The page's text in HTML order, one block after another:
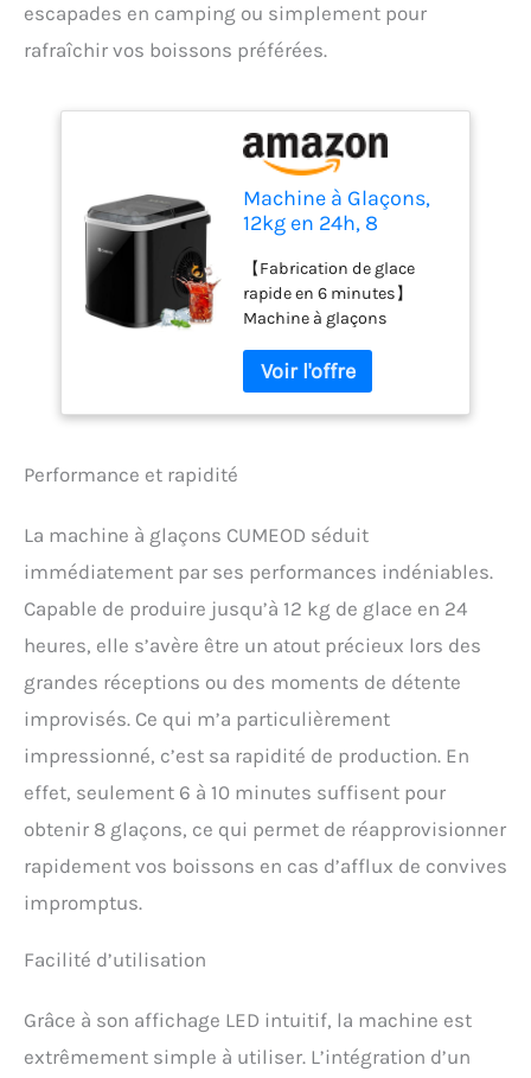
escapades en camping ou simplement pour
rafraîchir vos boissons préférées.
Machine à Glaçons,
12kg en 24h, 8
Minutes, Machine a
Glacons à Affichage
LED de Comptoir
120W avec Capteur
Infrarouge et
Autonettoyant pour
la Maison/le
【Fabrication de glace
rapide en 6 minutes】
Machine à glaçons
en seulement 6 à 10
minutes pour obtenir 8
glaçons en forme de balle
votre famille ou les
besoins du parti.
compacte】 Mesurant 22 x
31 x 28,5 cm, pesant 5,69
peut être placé sur la
plupart des comptoirs à la
barbecue, fête en plein air
et facile à ranger lorsqu'il
n'est pas utilisé. Aucune
préparation, produisez des
glaçons instantanément,
détection infrarouge】 Le
est clair pour allumer la
Performance et rapidité
La machine à glaçons CUMEOD séduit
immédiatement par ses performances indéniables.
Capable de produire jusqu’à 12 kg de glace en 24
heures, elle s’avère être un atout précieux lors des
grandes réceptions ou des moments de détente
improvisés. Ce qui m’a particulièrement
impressionné, c’est sa rapidité de production. En
effet, seulement 6 à 10 minutes suffisent pour
obtenir 8 glaçons, ce qui permet de réapprovisionner
rapidement vos boissons en cas d’afflux de convives
impromptus.
Facilité d’utilisation
Grâce à son affichage LED intuitif, la machine est
extrêmement simple à utiliser. L’intégration d’un